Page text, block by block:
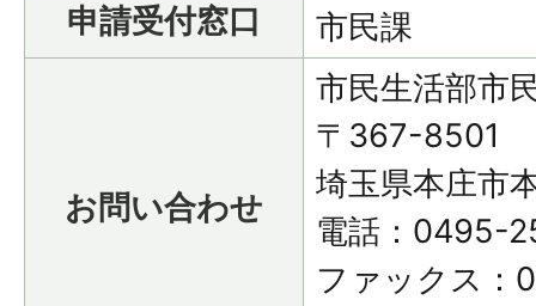
申請受付窓口
市民課
お問い合わせ
市民生活部市
〒367-8501
埼玉県本庄市
電話：0495-
ファックス